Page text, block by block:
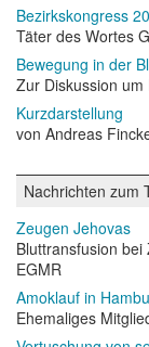
Bezirkskongress
Täter des Wortes
Bewegung in der
Zur Diskussion
Kurzdarstellung
von Andreas
Nachrichten zum
Zeugen Jehovas
Bluttransfusion
EGMR
Amoklauf in
Ehemaliges